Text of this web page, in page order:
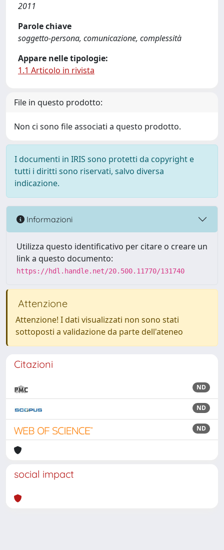
2011
Parole chiave
soggetto-persona, comunicazione, complessità
Appare nelle tipologie:
1.1 Articolo in rivista
File in questo prodotto:
Non ci sono file associati a questo prodotto.
I documenti in IRIS sono protetti da copyright e
tutti i diritti sono riservati, salvo diversa
indicazione.
Informazioni
Utilizza questo identificativo per citare o creare un
link a questo documento:
https://hdl.handle.net/20.500.11770/131740
Attenzione
Attenzione! I dati visualizzati non sono stati
sottoposti a validazione da parte dell'ateneo
Citazioni
ND
ND
ND
social impact